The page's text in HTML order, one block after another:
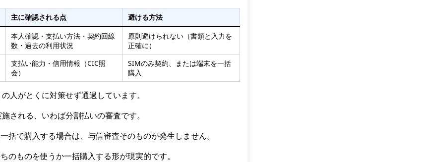
主に確認される点 避ける方法
本人確認・支払い方法・契約回線
数・過去の利用状況
原則避けられない（書類と入力を
正確に）
支払い能力・信用情報（CIC照
会）
SIMのみ契約、または端末を一括
購入
人がとくに対策せず通過しています。
される、いわば分割払いの審査です。
で購入する場合は、与信審査そのものが発生しません。
ものを使うか一括購入する形が現実的です。